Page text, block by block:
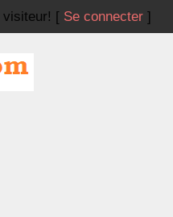
visiteur! [ Se connecter]